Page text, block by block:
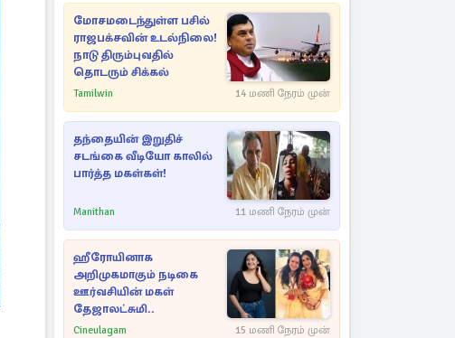
மோசமடைந்துள்ள பசில்
ராஜபக்சவின் உடல்நிலை!
நாடு திரும்புவதில்
தொடரும் சிக்கல்
Tamilwin 14 மணி நேரம் முன்
தந்தையின் இறுதிச்
சடங்கை வீடியோ காலில்
பார்த்த மகள்கள்!
Manithan 11 மணி நேரம் முன்
ஹீரோயினாக
அறிமுகமாகும் நடிகை
ஊர்வசியின் மகள்
தேஜாலட்சுமி..
Cineulagam 15 மணி நேரம் முன்